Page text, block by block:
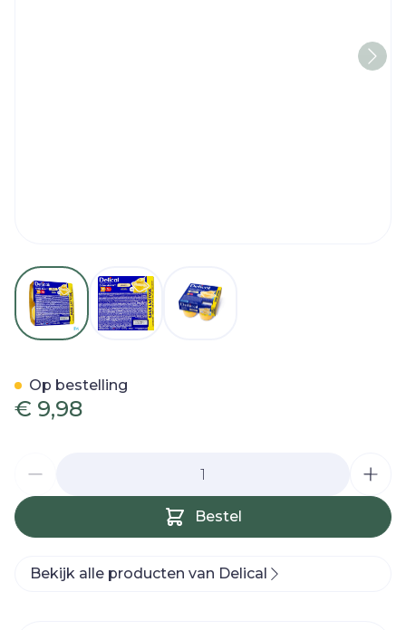
View larger imageView larger image
€ 9,98
Bestel
Op bestelling
Bekijk alle producten van Delical